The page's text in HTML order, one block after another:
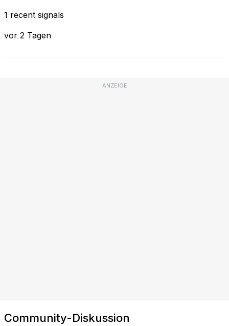
1 recent signals
vor 2 Tagen
ANZEIGE
Community-Diskussion